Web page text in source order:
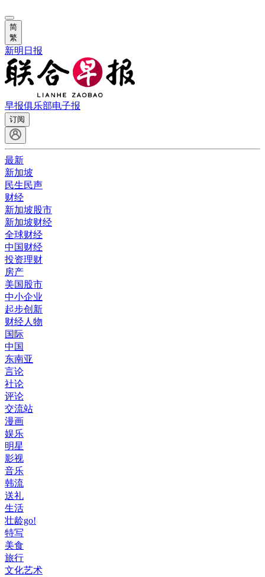
简
繁
新明日报
早报俱乐部电子报
订阅
最新
新加坡
民生民声
财经
新加坡股市
新加坡财经
全球财经
中国财经
投资理财
房产
美国股市
中小企业
起步创新
财经人物
国际
中国
东南亚
言论
社论
评论
交流站
漫画
娱乐
明星
影视
音乐
韩流
送礼
生活
壮龄go!
特写
美食
旅行
文化艺术